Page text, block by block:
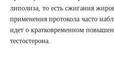
липолиза, то есть сжигания
применения протокола часто
идет о кратковременном
тестостерона.